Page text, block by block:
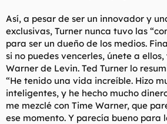
Así, a pesar de ser un innovador y
exclusivas, Turner nunca tuvo las
para ser un dueño de los medios.
si no puedes vencerles, únete a
Warner de Levin. Ted Turner lo
“He tenido una vida increíble. Hizo
inteligentes, y he hecho mucho
me mezclé con Time Warner, que
ese momento. Y parecía bueno para